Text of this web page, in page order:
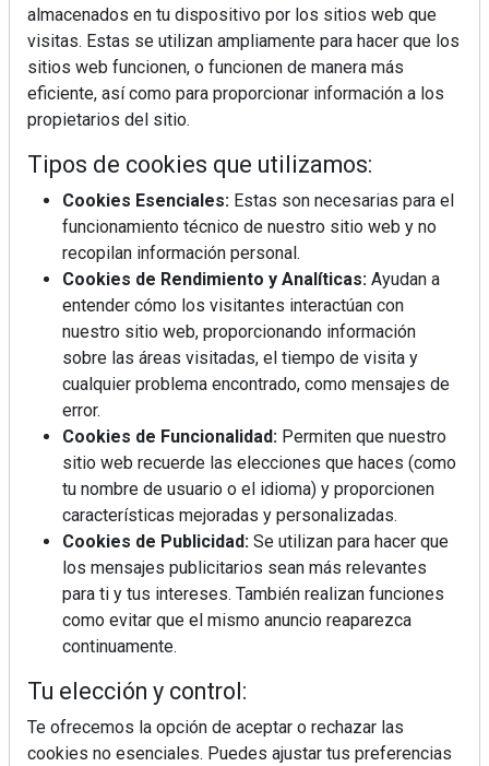
Mujer del mes: Boticaria García, la farmacéutica que
habla con el corazón
Colágeno, vitamina C y otros activos ¿son más
efectivos en la piel o en suplementos orales?
almacenados en tu dispositivo por los sitios web que
visitas. Estas se utilizan ampliamente para hacer que los
sitios web funcionen, o funcionen de manera más
eficiente, así como para proporcionar información a los
propietarios del sitio.
Tipos de cookies que utilizamos:
Cookies Esenciales: Estas son necesarias para el
funcionamiento técnico de nuestro sitio web y no
recopilan información personal.
Cookies de Rendimiento y Analíticas: Ayudan a
entender cómo los visitantes interactúan con
nuestro sitio web, proporcionando información
sobre las áreas visitadas, el tiempo de visita y
cualquier problema encontrado, como mensajes de
error.
Cookies de Funcionalidad: Permiten que nuestro
sitio web recuerde las elecciones que haces (como
tu nombre de usuario o el idioma) y proporcionen
características mejoradas y personalizadas.
Cookies de Publicidad: Se utilizan para hacer que
los mensajes publicitarios sean más relevantes
para ti y tus intereses. También realizan funciones
como evitar que el mismo anuncio reaparezca
continuamente.
Tu elección y control:
Te ofrecemos la opción de aceptar o rechazar las
cookies no esenciales. Puedes ajustar tus preferencias